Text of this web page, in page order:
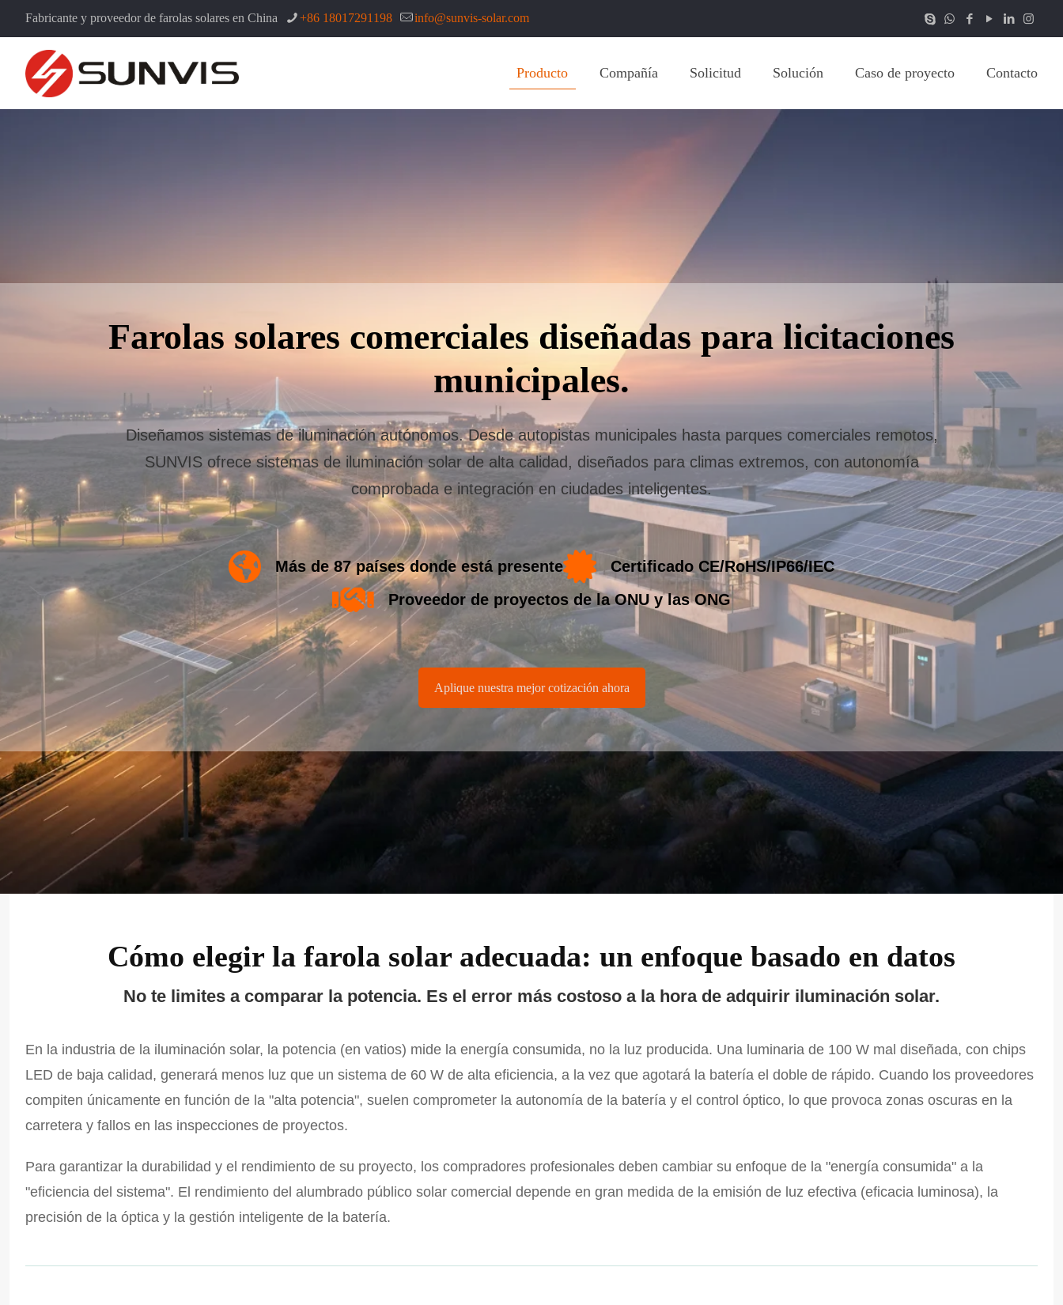
Fabricante y proveedor de farolas solares en China +86 18017291198 info@sunvis-solar.com
Producto Compañía Solicitud Solución Caso de proyecto Contacto
Farolas solares comerciales diseñadas para licitaciones
municipales.
Diseñamos sistemas de iluminación autónomos. Desde autopistas municipales hasta parques comerciales remotos,
SUNVIS ofrece sistemas de iluminación solar de alta calidad, diseñados para climas extremos, con autonomía
comprobada e integración en ciudades inteligentes.
Más de 87 países donde está presente
Certificado CE/RoHS/IP66/IEC
Proveedor de proyectos de la ONU y las ONG
Aplique nuestra mejor cotización ahora
Cómo elegir la farola solar adecuada: un enfoque basado en datos
No te limites a comparar la potencia. Es el error más costoso a la hora de adquirir iluminación solar.
En la industria de la iluminación solar, la potencia (en vatios) mide la energía consumida, no la luz producida. Una luminaria de 100 W mal diseñada, con chips
LED de baja calidad, generará menos luz que un sistema de 60 W de alta eficiencia, a la vez que agotará la batería el doble de rápido. Cuando los proveedores
compiten únicamente en función de la "alta potencia", suelen comprometer la autonomía de la batería y el control óptico, lo que provoca zonas oscuras en la
carretera y fallos en las inspecciones de proyectos.
Para garantizar la durabilidad y el rendimiento de su proyecto, los compradores profesionales deben cambiar su enfoque de la "energía consumida" a la
"eficiencia del sistema". El rendimiento del alumbrado público solar comercial depende en gran medida de la emisión de luz efectiva (eficacia luminosa), la
precisión de la óptica y la gestión inteligente de la batería.